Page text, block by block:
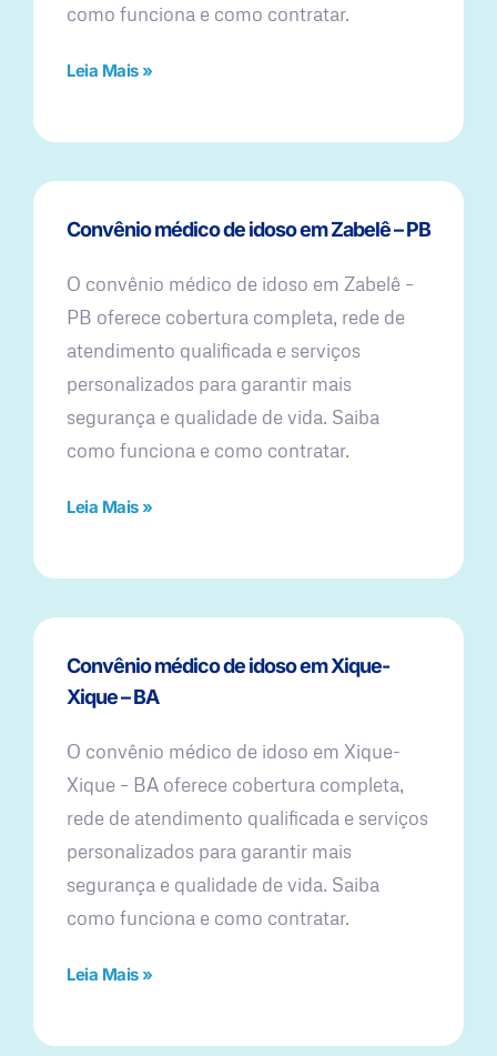
como funciona e como contratar.
Leia Mais »
Convênio médico de idoso em Zabelê – PB
O convênio médico de idoso em Zabelê –
PB oferece cobertura completa, rede de
atendimento qualificada e serviços
personalizados para garantir mais
segurança e qualidade de vida. Saiba
como funciona e como contratar.
Leia Mais »
Convênio médico de idoso em Xique-
Xique – BA
O convênio médico de idoso em Xique-
Xique – BA oferece cobertura completa,
rede de atendimento qualificada e serviços
personalizados para garantir mais
segurança e qualidade de vida. Saiba
como funciona e como contratar.
Leia Mais »